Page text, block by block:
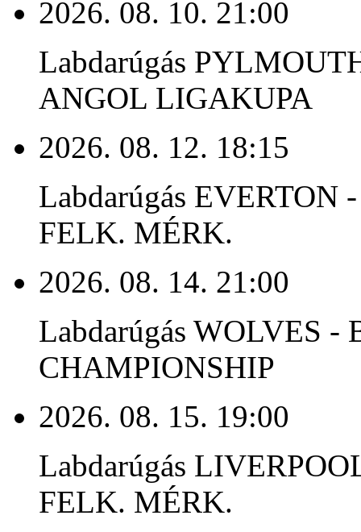
2026. 08. 10. 21:00
Labdarúgás
ANGOL LIGAKUPA
2026. 08. 12. 18:15
Labdarúgás EVERTON
FELK. MÉRK.
2026. 08. 14. 21:00
Labdarúgás WOLVES
CHAMPIONSHIP
2026. 08. 15. 19:00
Labdarúgás
FELK. MÉRK.